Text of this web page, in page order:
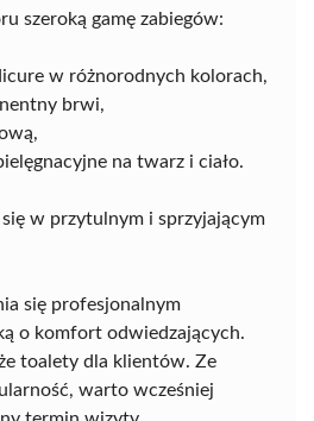
szeroką gamę zabiegów:
w różnorodnych kolorach,
brwi,
na twarz i ciało.
w przytulnym i sprzyjającym
się profesjonalnym
o komfort odwiedzających.
toalety dla klientów. Ze
warto wcześniej